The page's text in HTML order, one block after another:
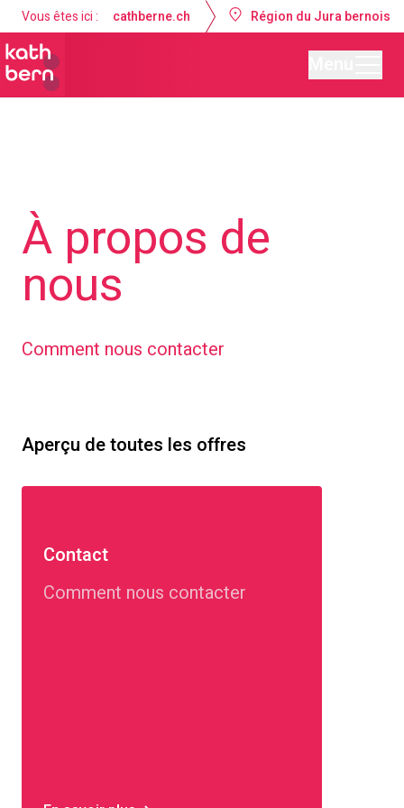
Vous êtes ici : cathberne.ch Région du Jura bernois
À propos de
nous
Comment nous contacter
Aperçu de toutes les offres
Contact
Comment nous contacter